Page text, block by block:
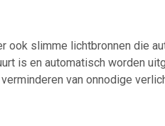
ook slimme lichtbronnen die
is en automatisch worden
van onnodige